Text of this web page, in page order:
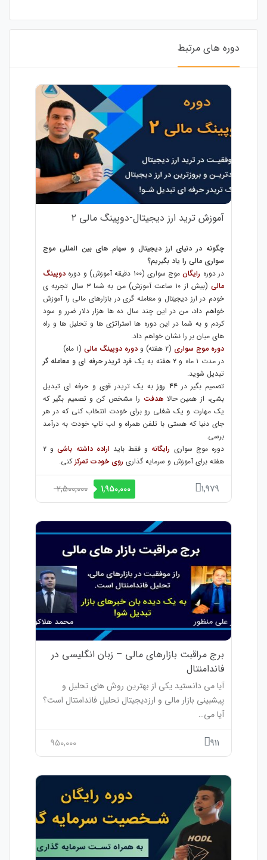
دوره های مرتبط
آموزش ترید ارز دیجیتال-دوپینگ مالی ۲
چگونه در دنیای ارز دیجیتال و سهام های بین المللی موج
سواری مالی را یاد بگیریم؟
در دوره رایگانموج سواری (۱۰۰ دقیقه آموزش) و دوره
دوپینگ
مالی
(بیش از ۱۰ ساعت آموزش) من به شما ۳ سال تجربه ی
خودم در ارز دیجیتال و معامله گری در بازارهای مالی را آموزش
خواهم داد، من در این چند سال ده ها هزار دلار ضرر و سود
کردم و به شما در این دوره ها استراتژی ها و تحلیل ها و راه
های میان بر را نشان خواهم داد.
دوره موج سواری (۲ هفته) و دوره دوپینگ مالی (۱ ماه)
در مدت ۱ ماه و ۲ هفته به یک
فرد تریدر حرفه ای و معامله گر
تبدیل شوید.
تصمیم بگیر در۴۴ روز
به یک تریدر قوی و حرفه ای تبدیل
بشی، از همین حالاهدفت را مشخص کن و تصمیم بگیر که
یک مهارت و یک شغلی رو برای خودت انتخاب کنی که در هر
جای دنیا که هستی با تلفن همراه و لب تاپ خودت به درآمد
برسی.
دوره موج سواری رایگانه و فقط باید اراده داشته باشی
و ۲
هفته برای آموزش و سرمایه گذاری روی خودت تمرکزکنی.
1,979
2,500,000 1,950,000
برج مراقبت بازارهای مالی – زبان انگلیسی در
فاندامنتال
آیا می دانستید یکی از بهترین روش های تحلیل و
پیشبینی بازار مالی و ارزدیجیتال تحلیل فاندامنتال است؟
آیا می…
911
950,000